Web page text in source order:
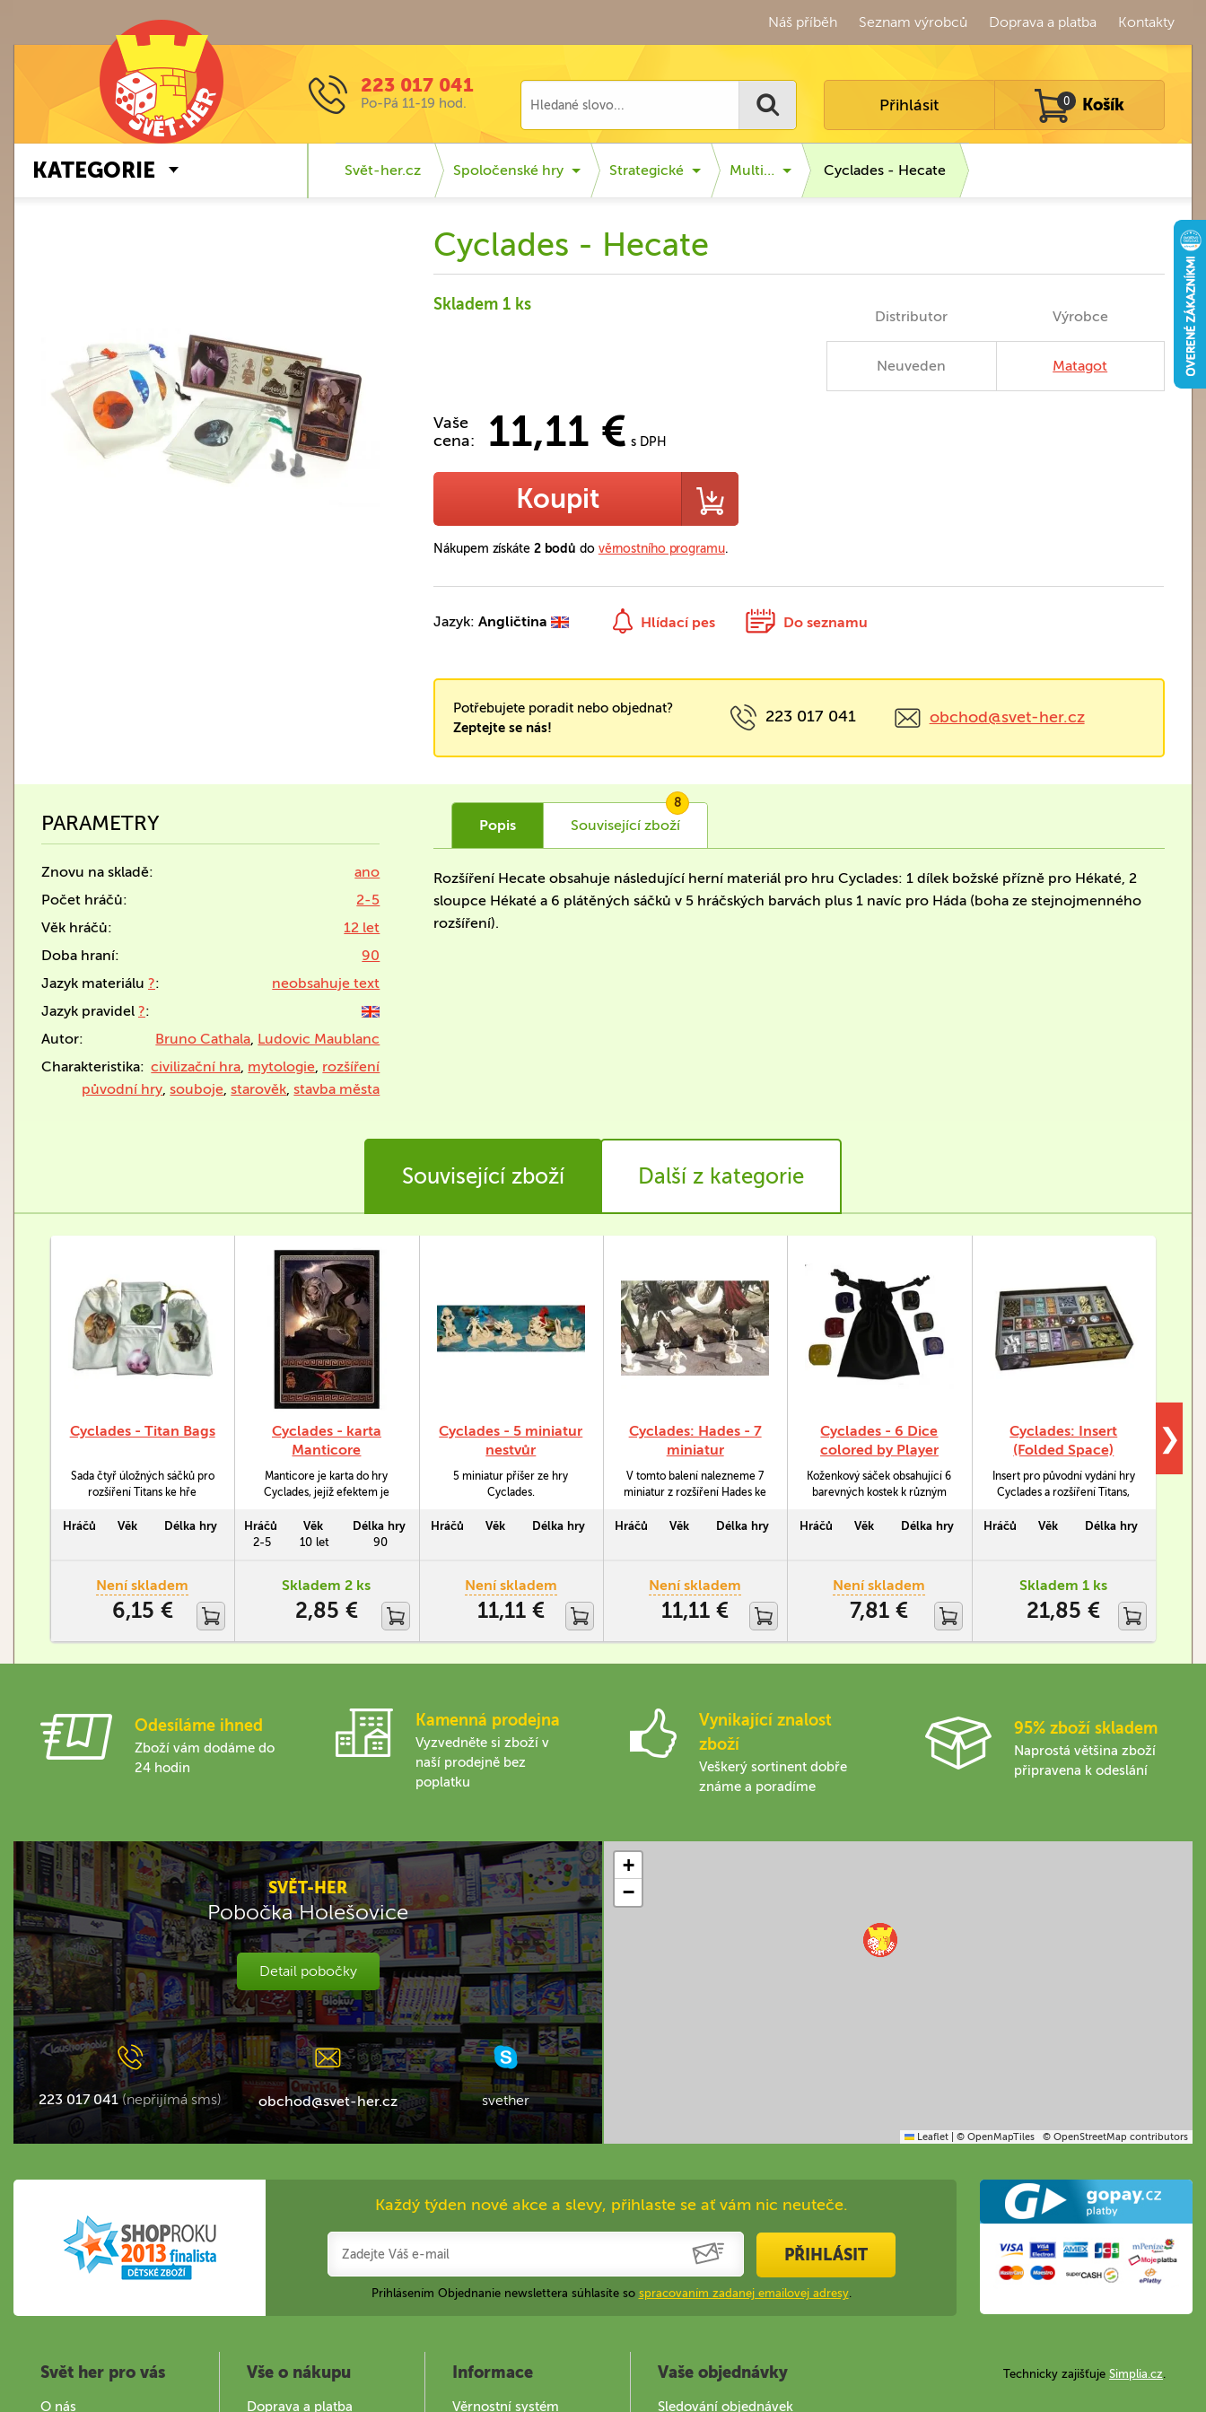
Náš příběh Seznam výrobců Doprava a platba Kontakty
223 017 041
Po-Pá 11-19 hod. Přihlásit 0 Košík
KATEGORIE Svět-her.cz Spoločenské hry Strategické Multi… Cyclades - Hecate
Cyclades - Hecate
Vaše
cena:
11,11 € s DPH
Skladem 1 ks
Koupit
Nákupem získáte 2 bodů do věrnostního programu.
Distributor Výrobce
Neuveden Matagot
Jazyk:Angličtina Hlídací pes Do seznamu
Potřebujete poradit nebo objednat?
Zeptejte se nás!
223 017 041 obchod@svet-her.cz
PARAMETRY
Znovu na skladě:
ano
Počet hráčů:
2-5
Věk hráčů:
12 let
Doba hraní:
90
Jazyk materiálu ?:
neobsahuje text
Jazyk pravidel ?:
Autor:
Bruno Cathala, Ludovic Maublanc
Charakteristika: civilizační hra, mytologie, rozšíření
původní hry,souboje,starověk,stavba města
Popis Související zboží
8
Rozšíření Hecate obsahuje následující herní materiál pro hru Cyclades: 1 dílek božské přízně pro Hékaté, 2
sloupce Hékaté a 6 plátěných sáčků v 5 hráčských barvách plus 1 navíc pro Háda (boha ze stejnojmenného
rozšíření).
Související zboží Další z kategorie
Cyclades - Titan Bags
Sada čtyř úložných sáčků pro
rozšíření Titans ke hře
Hráčů Věk Délka hry
Není skladem
6,15 €
Cyclades - karta
Manticore
Manticore je karta do hry
Cyclades, jejíž efektem je
Pokud je však tento hrdina na
stejném ostrově jako Chiron,
Hráčů
2-5
Věk
10 let
Délka hry
90
Skladem 2 ks
2,85 €
Cyclades - 5 miniatur
nestvůr
5 miniatur příšer ze hry
Cyclades.
Hráčů Věk Délka hry
Není skladem
11,11 €
Cyclades: Hades - 7
miniatur
V tomto balení nalezneme 7
miniatur z rozšíření Hades ke
Hráčů Věk Délka hry
Není skladem
11,11 €
Cyclades - 6 Dice
colored by Player
Koženkový sáček obsahující 6
barevných kostek k různým
Což každému střetu dodá na
Hráčů Věk Délka hry
Není skladem
7,81 €
Cyclades: Insert
(Folded Space)
Insert pro původní vydání hry
Cyclades a rozšíření Titans,
Ancient Ruins od firmy Folded
tomu, že je vše pěkně
rozděleno a uspořádáno,
urychluje to i samotný set up
Hráčů Věk Délka hry
Skladem 1 ks
21,85 €
❯
Odesíláme ihned
Zboží vám dodáme do
24 hodin
Kamenná prodejna
Vyzvedněte si zboží v
naší prodejně bez
poplatku
Vynikající znalost
zboží
Veškerý sortinent dobře
známe a poradíme
95% zboží skladem
Naprostá většina zboží
připravena k odeslání
SVĚT-HER
Pobočka Holešovice
Detail pobočky
223 017 041 (nepřijímá sms) obchod@svet-her.cz svether
+
−
Leaflet © OpenMapTiles © OpenStreetMap contributors
Každý týden nové akce a slevy, přihlaste se ať vám nic neuteče.
PŘIHLÁSIT
Prihlásením Objednanie newslettera súhlasíte so spracovaním zadanej emailovej adresy.
Svět her pro vás
O nás
Vše o nákupu
Doprava a platba
Informace
Věrnostní systém
Vaše objednávky
Sledování objednávek
Technicky zajišťuje Simplia.cz